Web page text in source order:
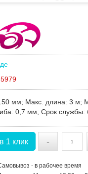
5979
мм; Макс. длина: 3 м;
: 0,7 мм; Срок службы:
1 клик -
- в рабочее время